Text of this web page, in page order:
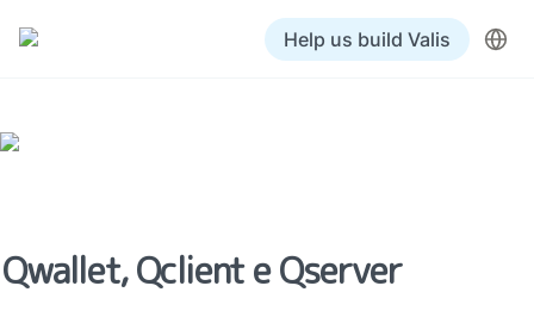
Help us build Valis
Qwallet, Qclient e Qserver